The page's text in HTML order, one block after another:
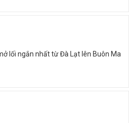
lối ngắn nhất từ Đà Lạt lên Buôn Ma